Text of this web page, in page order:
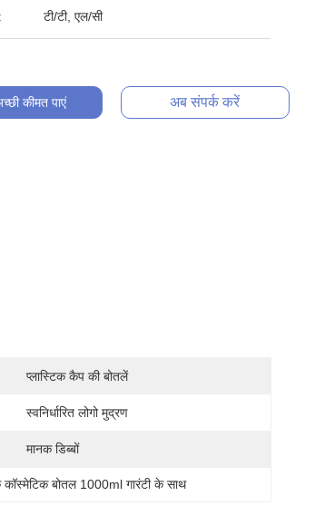
टी/टी, एल/सी
कीमत पाएं अब संपर्क करें
प्लास्टिक कैप की बोतलें
स्वनिर्धारित लोगो मुद्रण
मानक डिब्बों
कॉस्मेटिक बोतल 1000ml गारंटी के साथ